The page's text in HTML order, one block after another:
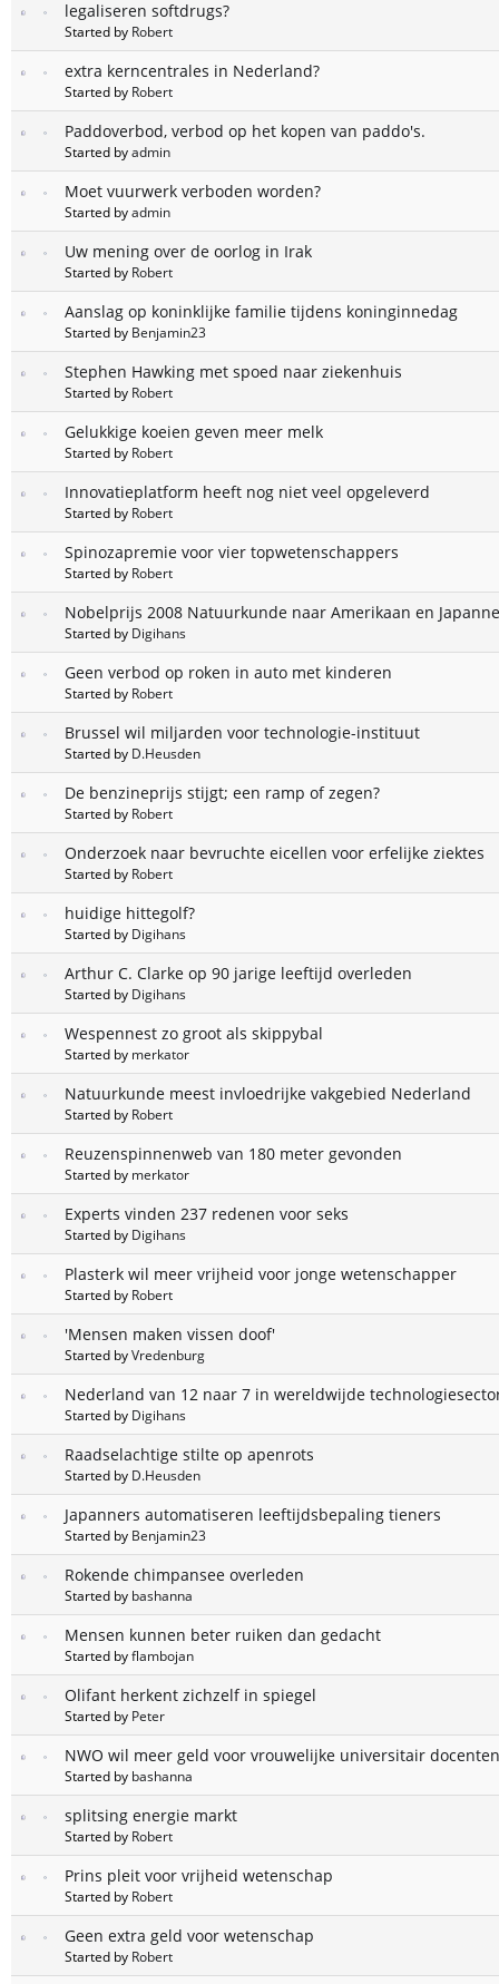
legaliseren softdrugs?
Started by Robert
extra kerncentrales in Nederland?
Started by Robert
Paddoverbod, verbod op het kopen van paddo's.
Started byadmin
Moet vuurwerk verboden worden?
Started byadmin
Uw mening over de oorlog in Irak
Started by Robert
Aanslag op koninklijke familie tijdens koninginnedag
Started by Benjamin23
Stephen Hawking met spoed naar ziekenhuis
Started by Robert
Gelukkige koeien geven meer melk
Started by Robert
Innovatieplatform heeft nog niet veel opgeleverd
Started by Robert
Spinozapremie voor vier topwetenschappers
Started by Robert
Nobelprijs 2008 Natuurkunde naar Amerikaan en
Started by Digihans
Geen verbod op roken in auto met kinderen
Started by Robert
Brussel wil miljarden voor technologie-instituut
Started by D.Heusden
De benzineprijs stijgt; een ramp of zegen?
Started by Robert
Onderzoek naar bevruchte eicellen voor erfelijke ziektes
Started by Robert
huidige hittegolf?
Started by Digihans
Arthur C. Clarke op 90 jarige leeftijd overleden
Started by Digihans
Wespennest zo groot als skippybal
Started by merkator
Natuurkunde meest invloedrijke vakgebied Nederland
Started by Robert
Reuzenspinnenweb van 180 meter gevonden
Started by merkator
Experts vinden 237 redenen voor seks
Started by Digihans
Plasterk wil meer vrijheid voor jonge wetenschapper
Started by Robert
'Mensen maken vissen doof'
Started byVredenburg
Nederland van 12 naar 7 in wereldwijde
Started by Digihans
Raadselachtige stilte op apenrots
Started by D.Heusden
Japanners automatiseren leeftijdsbepaling tieners
Started by Benjamin23
Rokende chimpansee overleden
Started by bashanna
Mensen kunnen beter ruiken dan gedacht
Started byflambojan
Olifant herkent zichzelf in spiegel
Started by Peter
NWO wil meer geld voor vrouwelijke universitair docenten
Started by bashanna
splitsing energie markt
Started by Robert
Prins pleit voor vrijheid wetenschap
Started by Robert
Geen extra geld voor wetenschap
Started by Robert